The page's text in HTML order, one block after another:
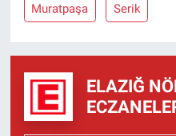
Muratpaşa Serik
ELAZIĞ